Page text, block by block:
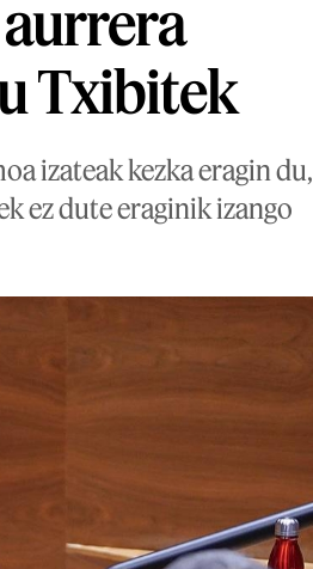
Txibitek
izateak kezka eragin du,
ez dute eraginik izango